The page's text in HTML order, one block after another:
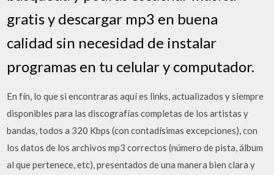
gratis y descargar mp3 en buena
calidad sin necesidad de instalar
programas en tu celular y computador.
En fín, lo que si encontraras aquí es links, actualizados y siempre
disponibles para las discografías completas de los artistas y
bandas, todos a 320 Kbps (con contadísimas excepciones), con
los datos de los archivos mp3 correctos (número de pista, álbum
al que pertenece, etc), presentados de una manera bien clara y